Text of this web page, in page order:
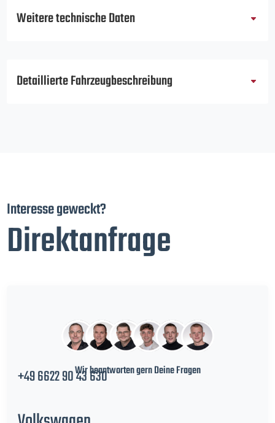
Weitere technische Daten
Detaillierte Fahrzeugbeschreibung
Interesse geweckt?
Direktanfrage
Wir beantworten gern Deine Fragen
+49 6622 90 43 630